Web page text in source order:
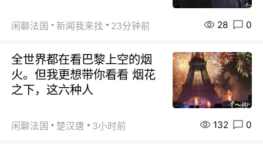
闲聊法国 新闻我来找 23分钟前 28 0
全世界都在看巴黎上空的烟
火。但我更想带你看看 烟花
之下，这六种人
闲聊法国 楚汉唐 3小时前 132 0